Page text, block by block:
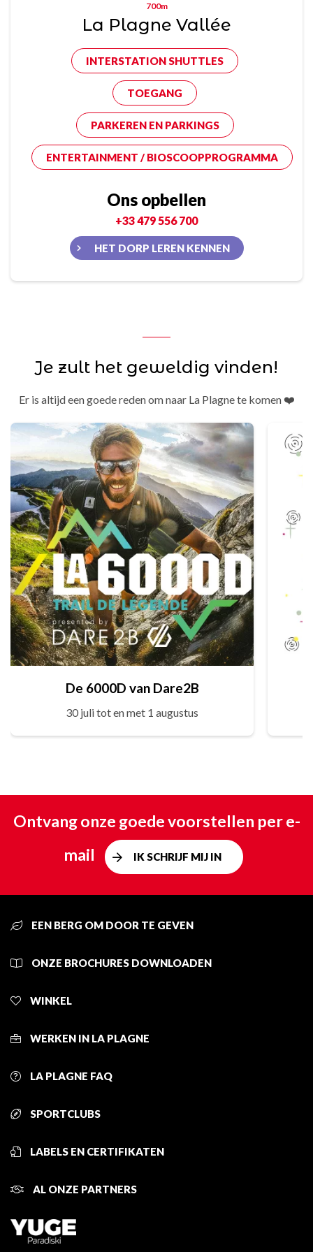
700m
La Plagne Vallée
INTERSTATION SHUTTLES
TOEGANG
PARKEREN EN PARKINGS
ENTERTAINMENT / BIOSCOOPPROGRAMMA
Ons opbellen
+33 479 556 700
HET DORP LEREN KENNEN
Je zult het geweldig vinden!
Er is altijd een goede reden om naar La Plagne te komen ❤️
De 6000D van Dare2B
30 juli tot en met 1 augustus
Ontvang onze goede voorstellen per e-
mail
IK SCHRIJF MIJ IN
EEN BERG OM DOOR TE GEVEN
ONZE BROCHURES DOWNLOADEN
WINKEL
WERKEN IN LA PLAGNE
LA PLAGNE FAQ
SPORTCLUBS
LABELS EN CERTIFIKATEN
AL ONZE PARTNERS